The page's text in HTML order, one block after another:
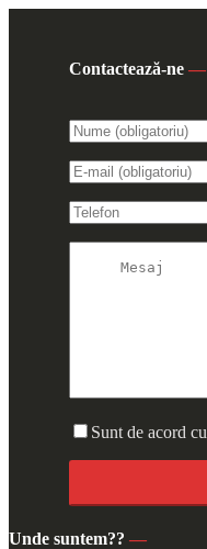
Contactează-ne —
Sunt de acord cu
Unde suntem?? —